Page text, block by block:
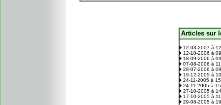
Articles sur
12-03-2007 à
12-10-2006 à
18-09-2006 à
07-08-2006 à
28-07-2006 à
19-12-2005 à
24-11-2005 à
24-11-2005 à
27-10-2005 à
17-10-2005 à
29-08-2005 à